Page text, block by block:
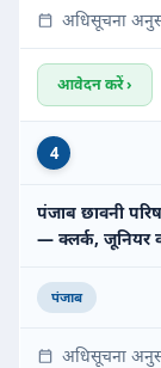
अधिसूचना
आवेदन करें ›
4
पंजाब छावनी
— क्लर्क, जूनियर
पंजाब
अधिसूचना